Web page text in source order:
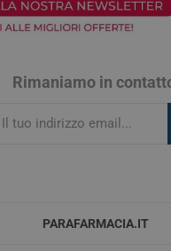
Rimaniamo in
PARAFARMACIA.IT